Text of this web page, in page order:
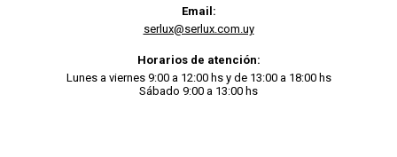
Email:
serlux@serlux.com.uy
Horarios de atención:
Lunes a viernes 9:00 a 12:00 hs y de 13:00 a 18:00 hs
Sábado 9:00 a 13:00 hs